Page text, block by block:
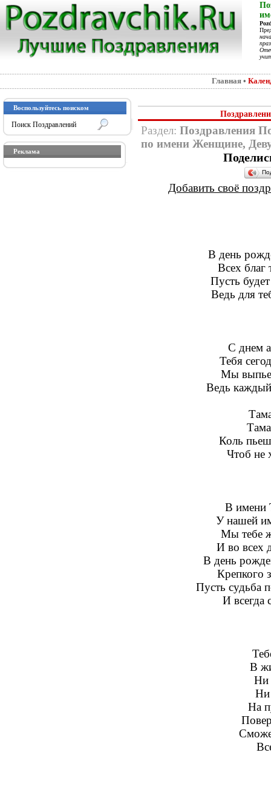
Главная •
Воспользуйтесь поиском
Реклама
Раздел: Поздравления
по имени Женщине,
Добавить своё
В день
Всех благ
Пусть
Ведь для
С днем
Тебя
Мы
Ведь
Коль
Чтоб не
В имени
У нашей
Мы тебе
И во всех
В день
Крепкого
Пусть судьба
И всегда
В
Ни
Ни
На